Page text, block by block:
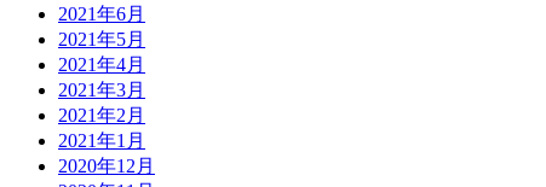
2021年6月
2021年5月
2021年4月
2021年3月
2021年2月
2021年1月
2020年12月